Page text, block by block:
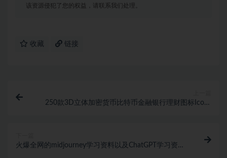
该资源侵犯了您的权益，请联系我们处理。
收藏 链接
250款3D立体加密货币比特币金融银行理财图标Icons
火爆全网的midjourney学习资料以及ChatGPT学习资源